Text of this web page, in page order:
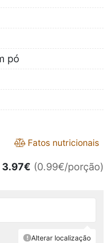
pó
Fatos nutricionais
3.97€ (0.99€/porção)